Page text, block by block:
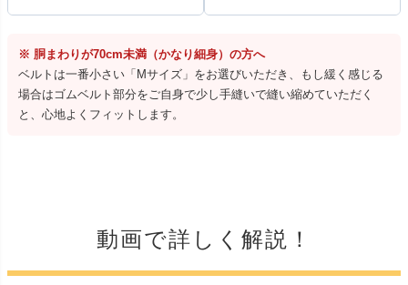
※ 胴まわりが70cm未満（かなり細身）の方へ
ベルトは一番小さい「Mサイズ」をお選びいただき、もし緩く感じる
場合はゴムベルト部分をご自身で少し手縫いで縫い縮めていただく
と、心地よくフィットします。
動画で詳しく解説！